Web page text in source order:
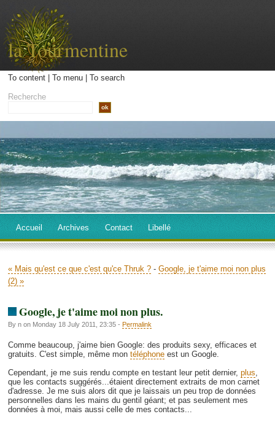
la Tourmentine
To content| To menu| To search
Recherche
Accueil Archives Contact Libellé
« Mais qu'est ce que c'est qu'ce Thruk ? - Google, je t'aime moi non plus
(2) »
Google, je t'aime moi non plus.
By n on Monday 18 July 2011, 23:35 - Permalink
Comme beaucoup, j'aime bien Google: des produits sexy, efficaces et
gratuits. C'est simple, même mon téléphoneest un Google.
Cependant, je me suis rendu compte en testant leur petit dernier, plus
que les contacts suggérés...étaient directement extraits de mon carnet
d'adresse. Je me suis alors dit que je laissais un peu trop de données
personnelles dans les mains du gentil géant; et pas seulement mes
données à moi, mais aussi celle de mes contacts...